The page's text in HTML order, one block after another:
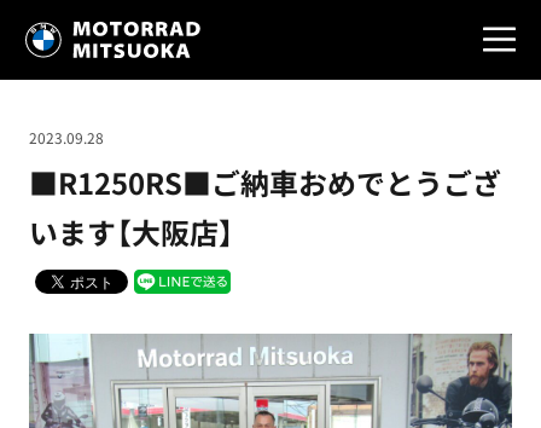
■R1250RS■ご納車おめでとうござ
います【大阪店】
2023.09.28